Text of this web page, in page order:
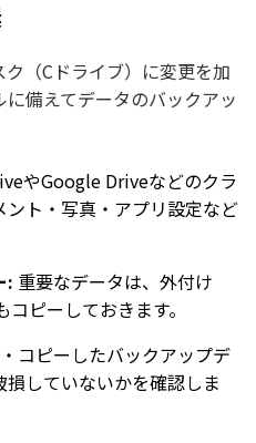
（Cドライブ）に変更を加
備えてデータのバックアッ
やGoogle Driveなどのクラ
ト・写真・アプリ設定など
: 重要なデータは、外付け
ピーしておきます。
コピーしたバックアップデ
していないかを確認しま